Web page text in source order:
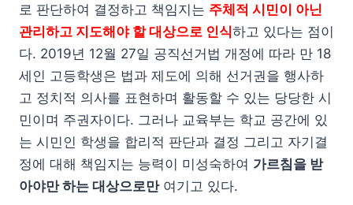
로 판단하여 결정하고 책임지는 주체적 시민이 아닌
관리하고 지도해야 할 대상으로 인식하고 있다는 점이
다. 2019년 12월 27일 공직선거법 개정에 따라 만 18
세인 고등학생은 법과 제도에 의해 선거권을 행사하
고 정치적 의사를 표현하며 활동할 수 있는 당당한 시
민이며 주권자이다. 그러나 교육부는 학교 공간에 있
는 시민인 학생을 합리적 판단과 결정 그리고 자기결
정에 대해 책임지는 능력이 미성숙하여 가르침을 받
아야만 하는 대상으로만여기고 있다.